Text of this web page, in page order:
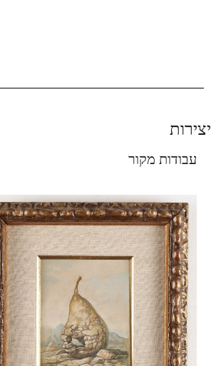
יצירות
עבודות מקור